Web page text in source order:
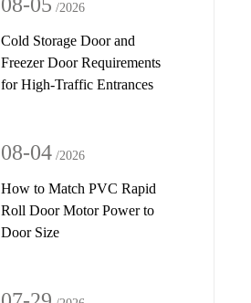
08-05 /2026
Cold Storage Door and
Freezer Door Requirements
for High-Traffic Entrances
08-04 /2026
How to Match PVC Rapid
Roll Door Motor Power to
Door Size